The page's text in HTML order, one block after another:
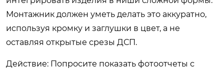
Монтажник должен уметь делать это аккуратно,
используя кромку и заглушки в цвет, а не
оставляя открытые срезы ДСП.
Действие: Попросите показать фотоотчеты с